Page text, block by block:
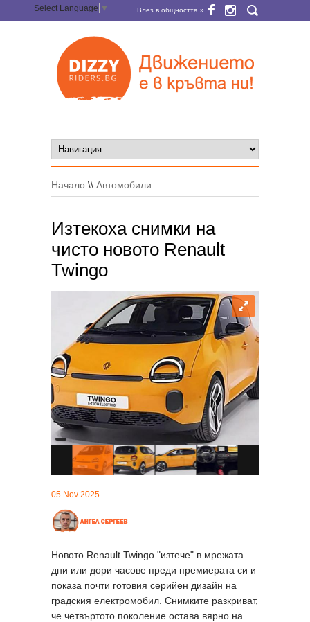
Select Language ▼ Влез в общността »
Начало \\ Автомобили
Изтекоха снимки на
чисто новото Renault
Twingo
05 Nov 2025
Новото Renault Twingo "изтече" в мрежата
дни или дори часове преди премиерата си и
показа почти готовия серийен дизайн на
градския електромобил. Снимките разкриват,
че четвъртото поколение остава вярно на